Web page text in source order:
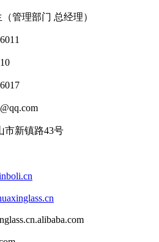
管理部门 总经理）
新镇路43号